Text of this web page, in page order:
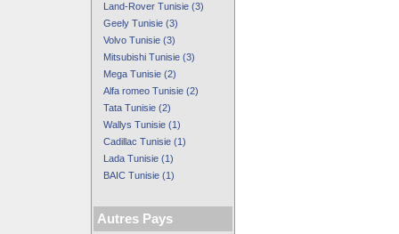
Land-Rover Tunisie (3)
Geely Tunisie (3)
Volvo Tunisie (3)
Mitsubishi Tunisie (3)
Mega Tunisie (2)
Alfa romeo Tunisie (2)
Tata Tunisie (2)
Wallys Tunisie (1)
Cadillac Tunisie (1)
Lada Tunisie (1)
BAIC Tunisie (1)
Autres Pays